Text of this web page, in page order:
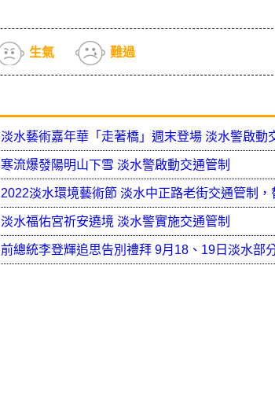
生氣 難過
寒流爆發陽明山下雪 淡水警啟動交通管制
淡水福佑宮祈安遶境 淡水警實施交通管制